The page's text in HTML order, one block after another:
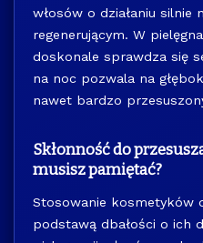
włosów o działaniu silnie
regenerującym. W
doskonale sprawdza się
na noc pozwala na
nawet bardzo
Skłonność do
musisz pamiętać?
Stosowanie kosmetyków
podstawą dbałości o ich